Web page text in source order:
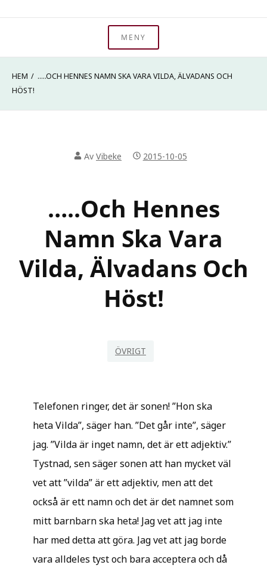
Ad Metam – Storytelling
Välkommen till min hemsida. Jag heter Vibeke Hyltén-
Cavallius och jag är BERÄTTARE. På den här sidan kan du
MENY
HEM
…..OCH HENNES NAMN SKA VARA VILDA, ÄLVADANS OCH
HÖST!
Av Vibeke 2015-10-05
…..och Hennes
Namn Ska Vara
Vilda, Älvadans Och
Höst!
ÖVRIGT
Telefonen ringer, det är sonen! ”Hon ska
heta Vilda”, säger han. ”Det går inte”, säger
jag. ”Vilda är inget namn, det är ett adjektiv.”
Tystnad, sen säger sonen att han mycket väl
vet att ”vilda” är ett adjektiv, men att det
också är ett namn och det är det namnet som
mitt barnbarn ska heta! Jag vet att jag inte
har med detta att göra. Jag vet att jag borde
vara alldeles tyst och bara acceptera och då